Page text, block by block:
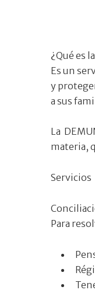
¿Qué es
Es un
y
a sus
La
materia,
Servicios
Para